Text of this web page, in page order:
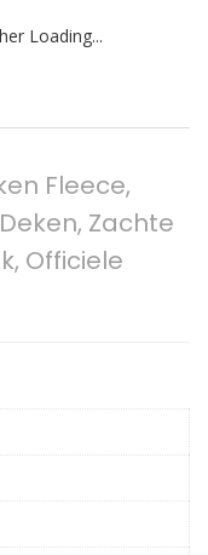
Loading...
Fleece,
Zachte
Officiele